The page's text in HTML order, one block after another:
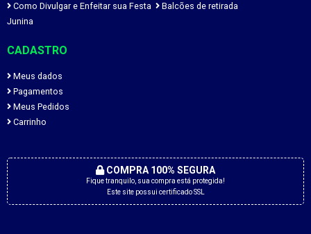
Como Divulgar e Enfeitar sua Festa
Junina
Balcões de retirada
CADASTRO
Meus dados
Pagamentos
Meus Pedidos
Carrinho
COMPRA 100% SEGURA
Fique tranquilo, sua compra está protegida!
Este site possui certificado SSL